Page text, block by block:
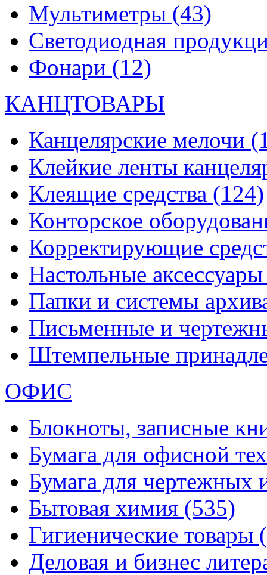
Мультиметры (43)
Светодиодная
Фонари (12)
КАНЦТОВАРЫ
Канцелярские мелочи
Клейкие ленты
Клеящие средства (124)
Конторское
Корректирующие
Настольные
Папки и системы
Письменные и
Штемпельные
ОФИС
Блокноты, записные
Бумага для офисной
Бумага для чертежных
Бытовая химия (535)
Гигиенические товары
Деловая и бизнес